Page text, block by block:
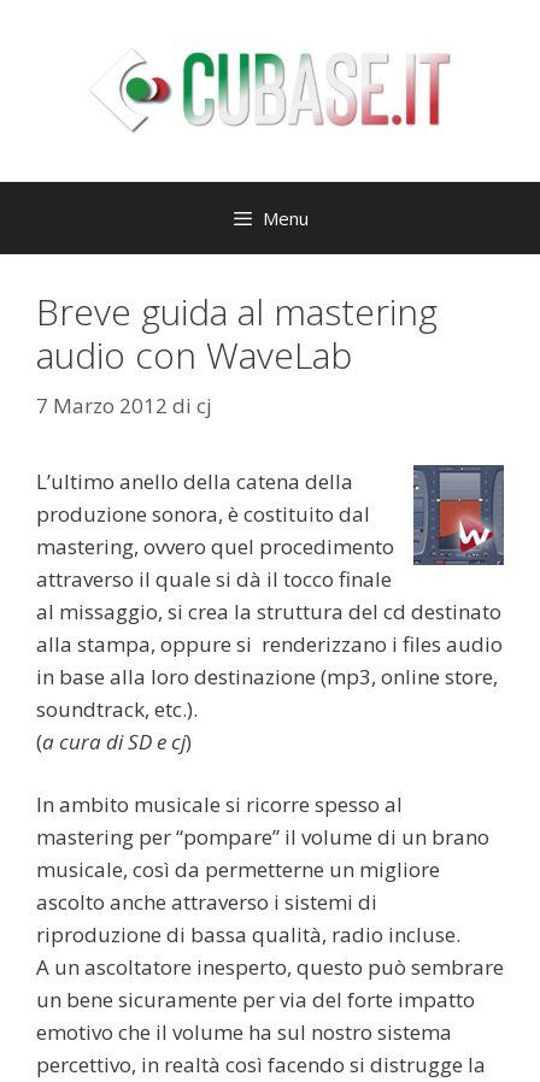
Menu
Breve guida al mastering
audio con WaveLab
7 Marzo 2012 di cj
L’ultimo anello della catena della
produzione sonora, è costituito dal
mastering, ovvero quel procedimento
attraverso il quale si dà il tocco finale
al missaggio, si crea la struttura del cd destinato
alla stampa, oppure si renderizzano i files audio
in base alla loro destinazione (mp3, online store,
soundtrack, etc.).
(a cura di SD e cj)
In ambito musicale si ricorre spesso al
mastering per “pompare” il volume di un brano
musicale, così da permetterne un migliore
ascolto anche attraverso i sistemi di
riproduzione di bassa qualità, radio incluse.
A un ascoltatore inesperto, questo può sembrare
un bene sicuramente per via del forte impatto
emotivo che il volume ha sul nostro sistema
percettivo, in realtà così facendo si distrugge la